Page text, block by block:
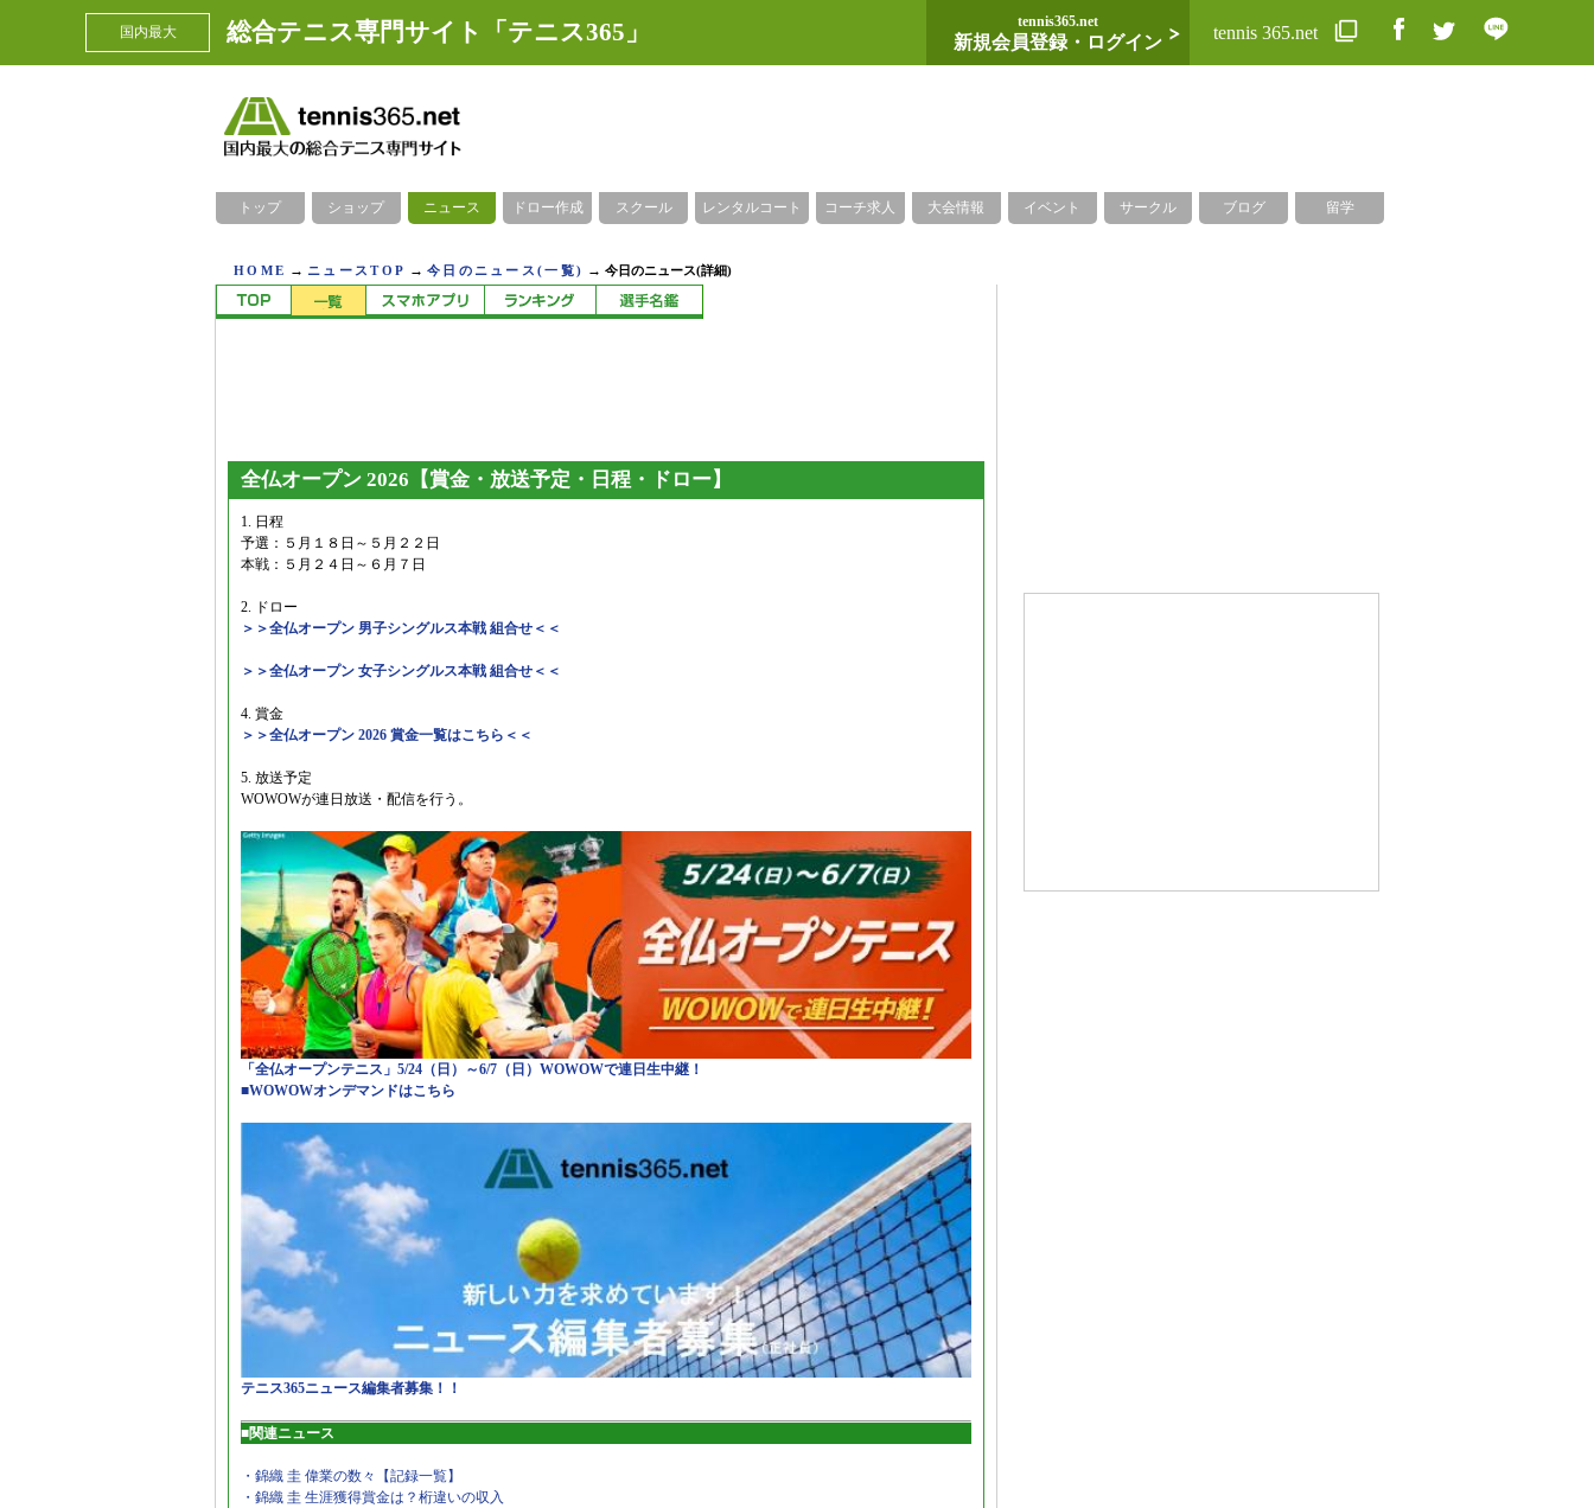
国内最大 総合テニス専門サイト「テニス365」 tennis365.net
新規会員登録・ログイン tennis 365.net
トップ ショップ ニュース ドロー作成 スクール レンタルコート コーチ求人 大会情報 イベント サークル ブログ 留学
HOME → ニュースTOP →今日のニュース(一覧) →今日のニュース(詳細)
全仏オープン 2026【賞金・放送予定・日程・ドロー】
1. 日程
予選：５月１８日～５月２２日
本戦：５月２４日～６月７日
2. ドロー
＞＞全仏オープン 男子シングルス本戦 組合せ＜＜
＞＞全仏オープン 女子シングルス本戦 組合せ＜＜
4. 賞金
＞＞全仏オープン 2026 賞金一覧はこちら＜＜
5. 放送予定
WOWOWが連日放送・配信を行う。
「全仏オープンテニス」5/24（日）～6/7（日）WOWOWで連日生中継！
■WOWOWオンデマンドはこちら
テニス365ニュース編集者募集！！
■関連ニュース
・錦織 圭 偉業の数々【記録一覧】
・錦織 圭 生涯獲得賞金は？桁違いの収入